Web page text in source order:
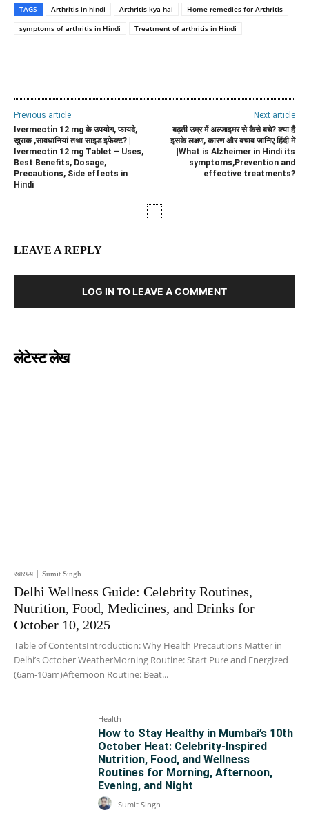
TAGS Arthritis in hindi Arthritis kya hai
Home remedies for Arthritis
symptoms of arthritis in Hindi
Treatment of arthritis in Hindi
Previous article
Ivermectin 12 mg के उपयोग, फायदे,
खुराक ,सावधानियां तथा साइड इफेक्ट? |
Ivermectin 12 mg Tablet – Uses,
Best Benefits, Dosage,
Precautions, Side effects in
Hindi
Next article
बढ़ती उम्र में अल्जाइमर से कैसे बचे? क्या है
इसके लक्षण, कारण और बचाव जानिए हिंदी में
|What is Alzheimer in Hindi its
symptoms,Prevention and
effective treatments?
LEAVE A REPLY
LOG IN TO LEAVE A COMMENT
लेटेस्ट लेख
स्वास्थ्य Sumit Singh
Delhi Wellness Guide: Celebrity Routines,
Nutrition, Food, Medicines, and Drinks for
October 10, 2025
Table of ContentsIntroduction: Why Health Precautions Matter in
Delhi’s October WeatherMorning Routine: Start Pure and Energized
(6am-10am)Afternoon Routine: Beat...
Health
How to Stay Healthy in Mumbai’s 10th
October Heat: Celebrity-Inspired
Nutrition, Food, and Wellness
Routines for Morning, Afternoon,
Evening, and Night
Sumit Singh